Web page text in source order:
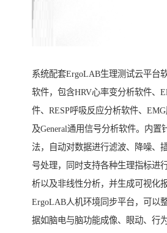
系统配套ErgoLAB生理测试云平台
软件，包含HRV心率变分析软件、
件、RESP呼吸反应分析软件、
及General通用信号分析软件。内置
法，自动对数据进行滤波、降噪、
号处理，同时支持各种生理指标进
析以及非线性分析，并生成可视化
ErgoLAB人机环境同步平台，可以
据如脑电与脑功能成像、眼动、行